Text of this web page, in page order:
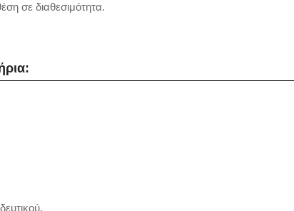
σε διαθεσιμότητα.